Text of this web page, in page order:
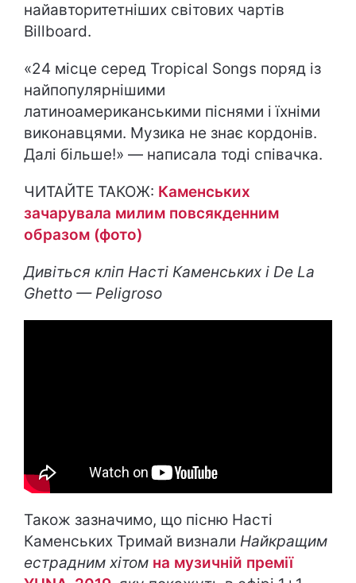
найавторитетніших світових чартів
Billboard.
«24 місце серед Tropical Songs поряд із
найпопулярнішими
латиноамериканськими піснями і їхніми
виконавцями. Музика не знає кордонів.
Далі більше!» — написала тоді співачка.
ЧИТАЙТЕ ТАКОЖ: Каменських
зачарувала милим повсякденним
образом (фото)
Дивіться кліп Насті Каменських і De La
Ghetto —Peligroso
Також зазначимо, що пісню Насті
Каменських Тримай визнали Найкращим
естрадним хітом на музичній премії